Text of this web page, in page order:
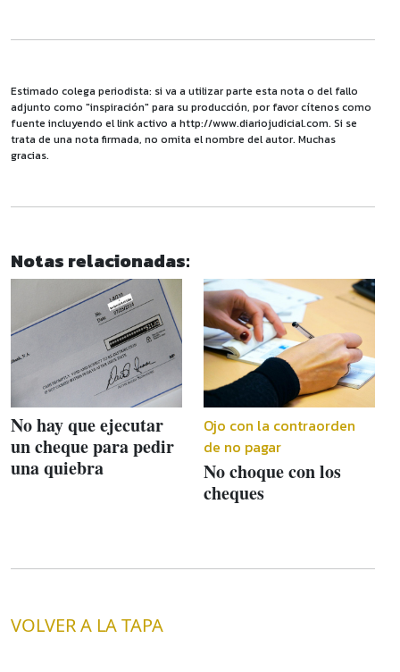
Estimado colega periodista: si va a utilizar parte esta nota o del fallo
adjunto como "inspiración" para su producción, por favor cítenos como
fuente incluyendo el link activo a http://www.diariojudicial.com. Si se
trata de una nota firmada, no omita el nombre del autor. Muchas
gracias.
Notas relacionadas:
No hay que ejecutar
un cheque para pedir
una quiebra
Ojo con la contraorden
de no pagar
No choque con los
cheques
VOLVER A LA TAPA